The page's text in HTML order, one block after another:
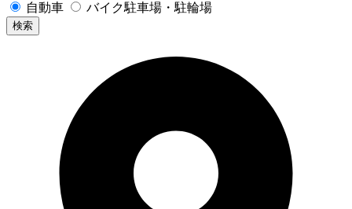
自動車 バイク駐車場・駐輪場
検索